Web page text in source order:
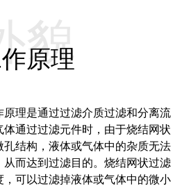
原理
貌
理是通过过滤介质过滤和分离流
体通过过滤元件时，由于烧结网状
结构，液体或气体中的杂质无法
而达到过滤目的。 烧结网状过滤
可以过滤掉液体或气体中的微小